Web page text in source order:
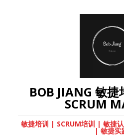
BOB JIANG 敏
SCRUM
敏捷培训 | SCRUM培训 | 敏捷
| 敏捷实